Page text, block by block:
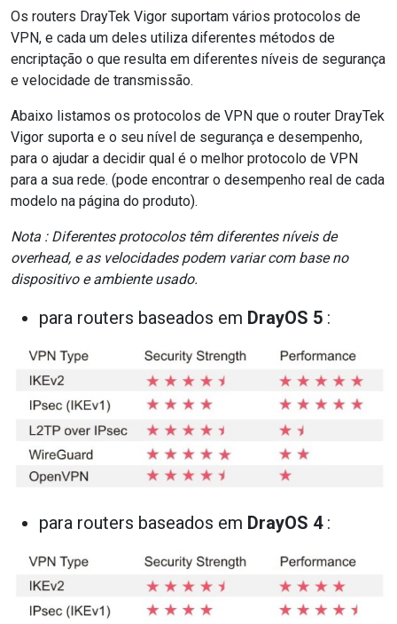
Os routers DrayTek Vigor suportam vários protocolos de
VPN, e cada um deles utiliza diferentes métodos de
encriptação o que resulta em diferentes níveis de segurança
e velocidade de transmissão.
Abaixo listamos os protocolos de VPN que o router DrayTek
Vigor suporta e o seu nível de segurança e desempenho,
para o ajudar a decidir qual é o melhor protocolo de VPN
para a sua rede. (pode encontrar o desempenho real de cada
modelo na página do produto).
Nota : Diferentes protocolos têm diferentes níveis de
overhead, e as velocidades podem variar com base no
dispositivo e ambiente usado.
para routers baseados em DrayOS 5 :
para routers baseados em DrayOS 4: